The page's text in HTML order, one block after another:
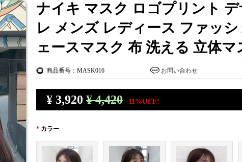
ナイキ マスク ロゴプリント
レ メンズ レディース ファッ
ェースマスク 布 洗える 立体
商品番号：MASK016 お問い合わせ
¥ 3,920 ¥ 4,420 -11%OFF!
* カラー